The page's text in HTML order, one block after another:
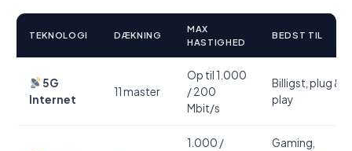
TEKNOLOGI DÆKNING
MAX
HASTIGHED
BEDST TIL
5G
Internet
11 master
Op til 1.000
/ 200
Mbit/s
Billigst, plug &
play
1.000 /
Gaming,